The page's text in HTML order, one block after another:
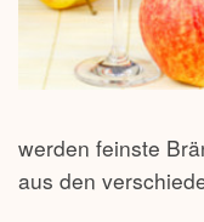
werden feinste
aus den